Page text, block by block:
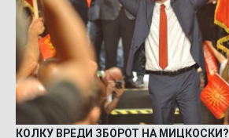
КОЛКУ ВРЕДИ ЗБОРОТ НА МИЦКОСКИ?